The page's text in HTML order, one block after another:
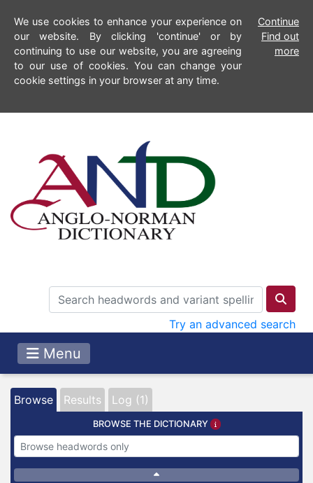
We use cookies to enhance your experience on
our website. By clicking 'continue' or by
continuing to use our website, you are agreeing
to our use of cookies. You can change your
cookie settings in your browser at any time.
Continue
Find out
more
Try an advanced search
Menu
Browse Results Log (1)
BROWSE THE DICTIONARY